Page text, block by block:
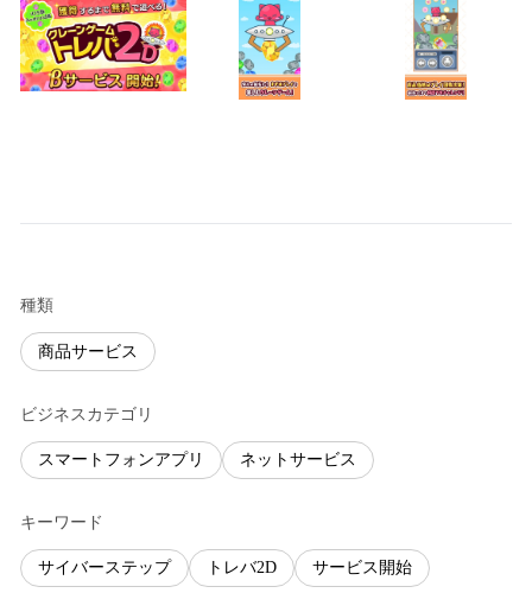
種類
商品サービス
ビジネスカテゴリ
スマートフォンアプリ ネットサービス
キーワード
サイバーステップ トレバ2D サービス開始